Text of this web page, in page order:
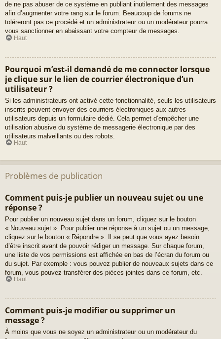
de ne pas abuser de ce système en publiant inutilement des messages
afin d’augmenter votre rang sur le forum. Beaucoup de forums ne
toléreront pas ce procédé et un administrateur ou un modérateur pourra
vous sanctionner en abaissant votre compteur de messages.
Haut
Pourquoi m’est-il demandé de me connecter lorsque
je clique sur le lien de courrier électronique d’un
utilisateur ?
Si les administrateurs ont activé cette fonctionnalité, seuls les utilisateurs
inscrits peuvent envoyer des courriers électroniques aux autres
utilisateurs depuis un formulaire dédié. Cela permet d’empêcher une
utilisation abusive du système de messagerie électronique par des
utilisateurs malveillants ou des robots.
Haut
Problèmes de publication
Comment puis-je publier un nouveau sujet ou une
réponse ?
Pour publier un nouveau sujet dans un forum, cliquez sur le bouton
« Nouveau sujet ». Pour publier une réponse à un sujet ou un message,
cliquez sur le bouton « Répondre ». Il se peut que vous ayez besoin
d’être inscrit avant de pouvoir rédiger un message. Sur chaque forum,
une liste de vos permissions est affichée en bas de l’écran du forum ou
du sujet. Par exemple : vous pouvez publier de nouveaux sujets dans ce
forum, vous pouvez transférer des pièces jointes dans ce forum, etc.
Haut
Comment puis-je modifier ou supprimer un
message ?
À moins que vous ne soyez un administrateur ou un modérateur du